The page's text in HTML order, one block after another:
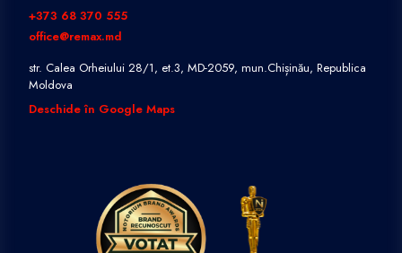
+373 68 370 555
office@remax.md
str. Calea Orheiului 28/1, et.3, MD-2059, mun.Chișinău, Republica
Moldova
Deschide în Google Maps